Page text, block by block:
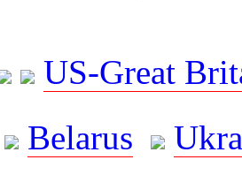
US-Great
Belarus